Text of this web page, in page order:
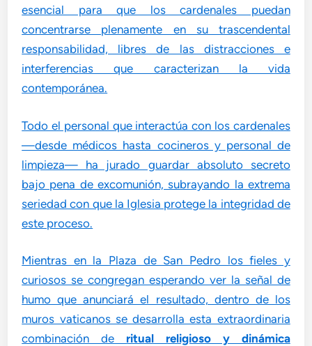
esencial para que los cardenales puedan
concentrarse plenamente en su trascendental
responsabilidad, libres de las distracciones e
interferencias que caracterizan la vida
contemporánea.
Todo el personal que interactúa con los cardenales
—desde médicos hasta cocineros y personal de
limpieza— ha jurado guardar absoluto secreto
bajo pena de excomunión, subrayando la extrema
seriedad con que la Iglesia protege la integridad de
este proceso.
Mientras en la Plaza de San Pedro los fieles y
curiosos se congregan esperando ver la señal de
humo que anunciará el resultado, dentro de los
muros vaticanos se desarrolla esta extraordinaria
combinación de ritual religioso y dinámica